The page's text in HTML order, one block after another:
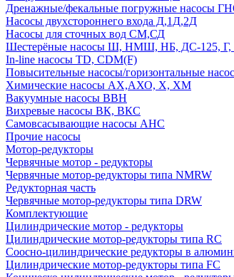
Дренажные/фекальные погружные
Насосы двухстороннего входа Д,1Д,2Д
Насосы для сточных вод СМ,СД
Шестерёные насосы Ш, НМШ, НБ, ДС-125, Г,
In-line насосы TD, CDM(F)
Повысительные насосы/горизонтальные
Химические насосы АХ,АХО, Х, ХМ
Вакуумные насосы ВВН
Вихревые насосы ВК, ВКС
Самовсасывающие насосы АНС
Прочие насосы
Мотор-редукторы
Червячные мотор - редукторы
Червячные мотор-редукторы типа NMRW
Редукторная часть
Червячные мотор-редукторы типа DRW
Комплектующие
Цилиндрические мотор - редукторы
Цилиндрические мотор-редукторы типа RC
Соосно-цилиндрические редукторы в
Цилиндрические мотор-редукторы типа FC